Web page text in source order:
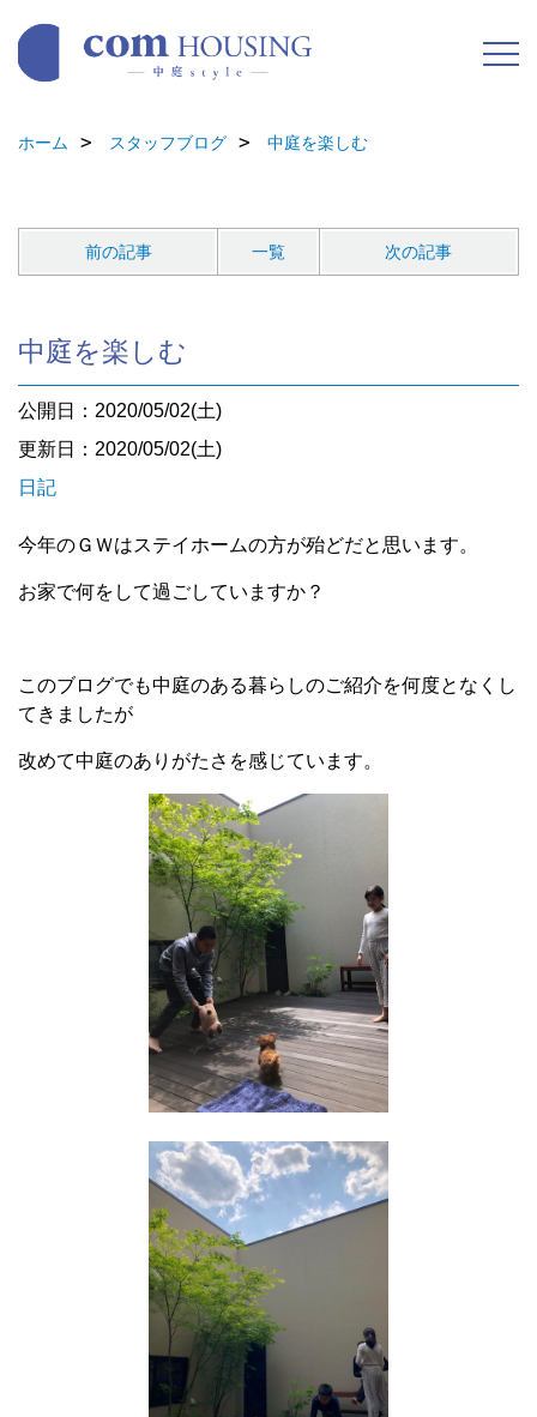
ホーム スタッフブログ 中庭を楽しむ
前の記事 一覧 次の記事
中庭を楽しむ
公開日：2020/05/02(土)
更新日：2020/05/02(土)
日記
今年のＧＷはステイホームの方が殆どだと思います。
お家で何をして過ごしていますか？
このブログでも中庭のある暮らしのご紹介を何度となくし
てきましたが
改めて中庭のありがたさを感じています。